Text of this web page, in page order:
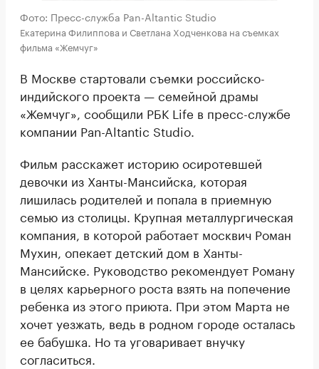
Фото: Пресс-служба Pan-Altantic Studio
Екатерина Филиппова и Светлана Ходченкова на съемках
фильма «Жемчуг»
В Москве стартовали съемки российско-
индийского проекта — семейной драмы
«Жемчуг», сообщили РБК Life в пресс-службе
компании Pan-Altantic Studio.
Фильм расскажет историю осиротевшей
девочки из Ханты-Мансийска, которая
лишилась родителей и попала в приемную
семью из столицы. Крупная металлургическая
компания, в которой работает москвич Роман
Мухин, опекает детский дом в Ханты-
Мансийске. Руководство рекомендует Роману
в целях карьерного роста взять на попечение
ребенка из этого приюта. При этом Марта не
хочет уезжать, ведь в родном городе осталась
ее бабушка. Но та уговаривает внучку
согласиться.